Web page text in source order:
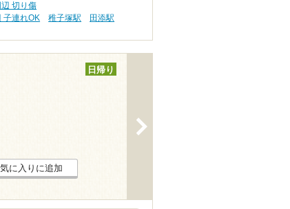
切り傷
子連れOK 稚子塚駅
田添駅
日帰り
に入りに追加